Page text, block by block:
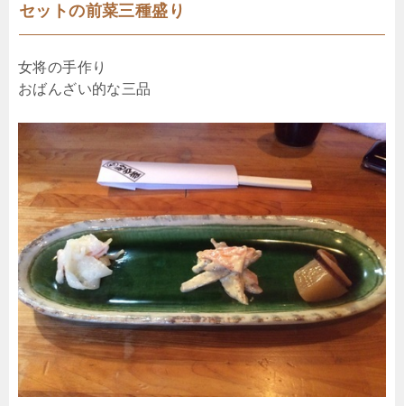
セットの前菜三種盛り
女将の手作り
おばんざい的な三品